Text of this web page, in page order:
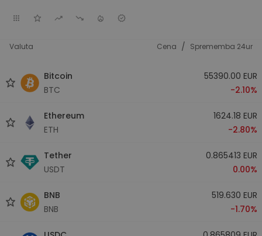
Valuta Cena / Sprememba 24ur
Bitcoin
BTC
55390.00 EUR
-2.10%
Ethereum
ETH
1624.18 EUR
-2.80%
Tether
USDT
0.865413 EUR
0.00%
BNB
BNB
519.630 EUR
-1.70%